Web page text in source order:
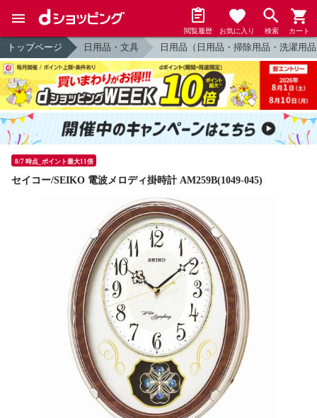
閲覧履歴 お気に入り 検索 カート
トップページ 日用品・文具 日用品（日用品・掃除用品・洗濯用
8/7 時点_ポイント最大11倍
セイコー/SEIKO 電波メロディ掛時計 AM259B(1049-045)